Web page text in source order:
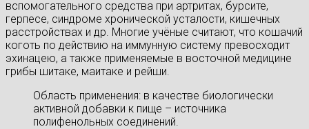
вспомогательного средства при артритах, бурсите,
герпесе, синдроме хронической усталости, кишечных
расстройствах и др. Многие учёные считают, что кошачий
коготь по действию на иммунную систему превосходит
эхинацею, а также применяемые в восточной медицине
грибы шитаке, маитаке и рейши.
Область применения: в качестве биологически
активной добавки к пище – источника
полифенольных соединений.